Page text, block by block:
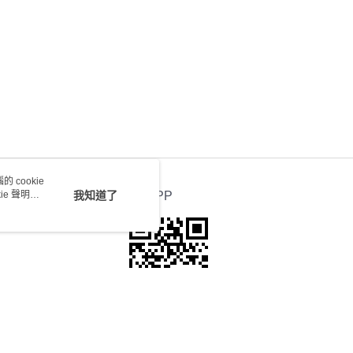
官方APP
的 cookie
聲明使
我知道了